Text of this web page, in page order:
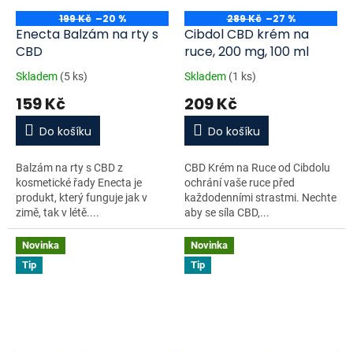
199 Kč –20 %
Enecta Balzám na rty s
CBD
Skladem (5 ks)
159 Kč
Do košíku
Balzám na rty s CBD z
kosmetické řady Enecta je
produkt, který funguje jak v
zimě, tak v létě....
289 Kč –27 %
Cibdol CBD krém na
ruce, 200 mg, 100 ml
Skladem (1 ks)
209 Kč
Do košíku
CBD Krém na Ruce od Cibdolu
ochrání vaše ruce před
každodenními strastmi. Nechte
aby se síla CBD,...
Novinka
Tip
Novinka
Tip